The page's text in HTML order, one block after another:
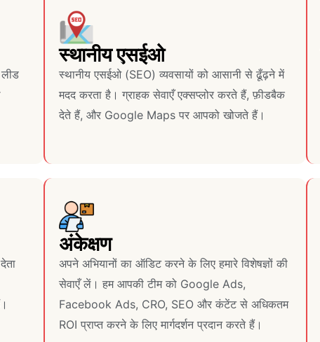
स्थानीय एसईओ
स्थानीय एसईओ (SEO) व्यवसायों को आसानी से ढूँढ़ने में
मदद करता है। ग्राहक सेवाएँ एक्सप्लोर करते हैं, फ़ीडबैक
देते हैं, और Google Maps पर आपको खोजते हैं।
अंकेक्षण
अपने अभियानों का ऑडिट करने के लिए हमारे विशेषज्ञों की
सेवाएँ लें। हम आपकी टीम को Google Ads,
Facebook Ads, CRO, SEO और कंटेंट से अधिकतम
ROI प्राप्त करने के लिए मार्गदर्शन प्रदान करते हैं।